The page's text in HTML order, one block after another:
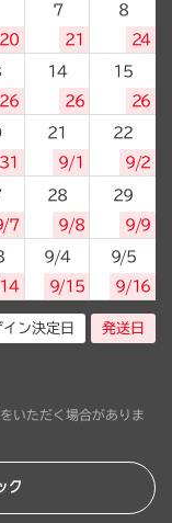
20
7
21
8
24
26
14
26
15
26
31
21
9/1
22
9/2
7
28
9/8
29
9/9
9/4
9/15
9/5
9/16
イン決定日 発送日
いただく場合がありま
ク